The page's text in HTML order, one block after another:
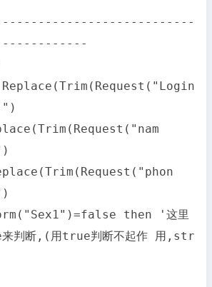
then '这里
来判断,(用true判断不起作 用,str